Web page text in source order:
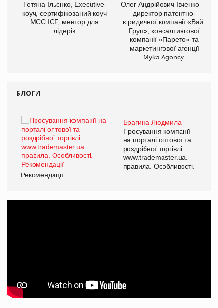
Тетяна Ільєнко, Executive-
коуч, сертифікований коуч
МСС ICF, ментор для
лідерів
Олег Андрійович Івченко —
директор патентно-
юридичної компанії «Вайз
Груп», консалтингової
компанії «Парето» та
маркетингової агенції
Myka Agency.
БЛОГИ
Брагина Людмила
Просування компанії
на порталі оптової та
роздрібної торгівлі
www.trademaster.ua.
правила. Особливості.
Рекомендації